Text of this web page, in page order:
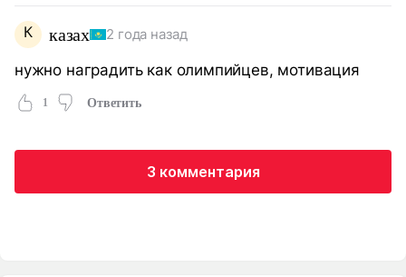
К казах 2 года назад
нужно наградить как олимпийцев, мотивация
1 Ответить
3 комментария